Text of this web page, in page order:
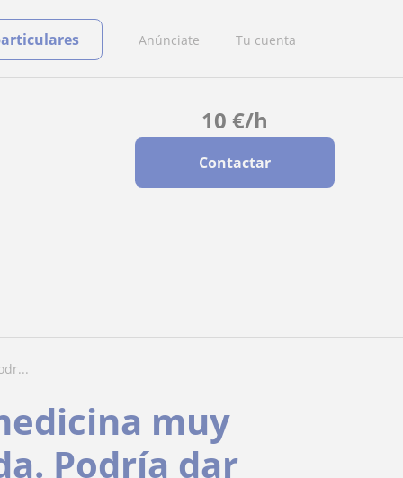
Anúnciate Tu cuenta
10 €/h
Contactar
muy
Podría dar